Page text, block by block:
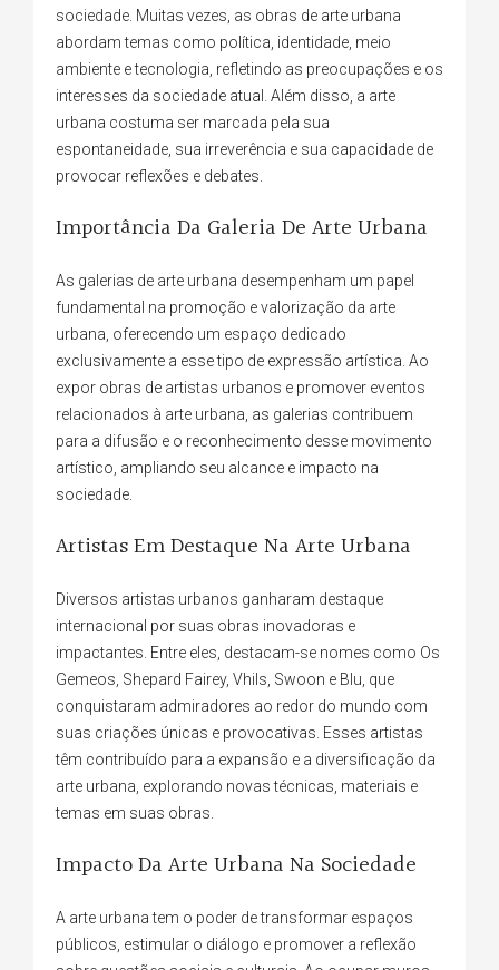
sociedade. Muitas vezes, as obras de arte urbana
abordam temas como política, identidade, meio
ambiente e tecnologia, refletindo as preocupações e os
interesses da sociedade atual. Além disso, a arte
urbana costuma ser marcada pela sua
espontaneidade, sua irreverência e sua capacidade de
provocar reflexões e debates.
Importância Da Galeria De Arte Urbana
As galerias de arte urbana desempenham um papel
fundamental na promoção e valorização da arte
urbana, oferecendo um espaço dedicado
exclusivamente a esse tipo de expressão artística. Ao
expor obras de artistas urbanos e promover eventos
relacionados à arte urbana, as galerias contribuem
para a difusão e o reconhecimento desse movimento
artístico, ampliando seu alcance e impacto na
sociedade.
Artistas Em Destaque Na Arte Urbana
Diversos artistas urbanos ganharam destaque
internacional por suas obras inovadoras e
impactantes. Entre eles, destacam-se nomes como Os
Gemeos, Shepard Fairey, Vhils, Swoon e Blu, que
conquistaram admiradores ao redor do mundo com
suas criações únicas e provocativas. Esses artistas
têm contribuído para a expansão e a diversificação da
arte urbana, explorando novas técnicas, materiais e
temas em suas obras.
Impacto Da Arte Urbana Na Sociedade
A arte urbana tem o poder de transformar espaços
públicos, estimular o diálogo e promover a reflexão